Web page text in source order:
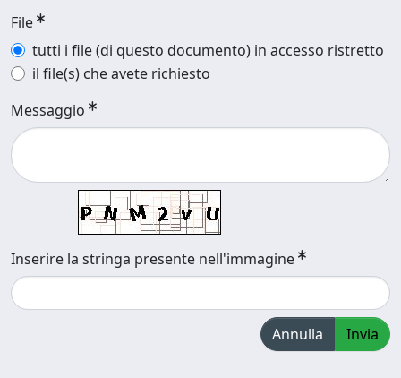
File
tutti i file (di questo documento) in accesso ristretto
il file(s) che avete richiesto
Messaggio
Inserire la stringa presente nell'immagine
Annulla Invia